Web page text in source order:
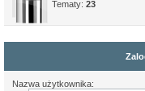
Tematy: 23
Nazwa użytkownika: